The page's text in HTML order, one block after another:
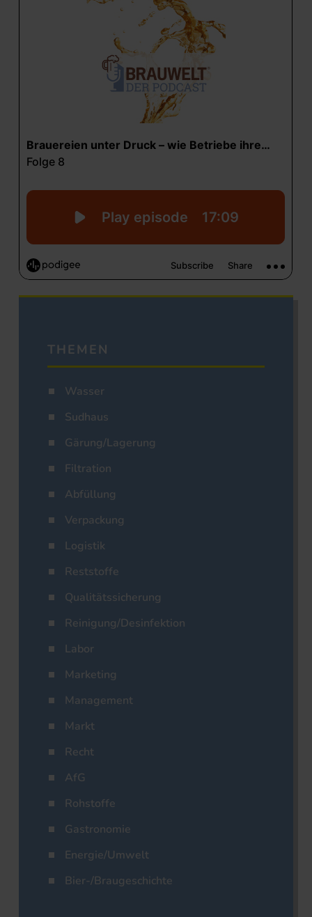
THEMEN
Wasser
Sudhaus
Gärung/Lagerung
Filtration
Abfüllung
Verpackung
Logistik
Reststoffe
Qualitätssicherung
Reinigung/Desinfektion
Labor
Marketing
Management
Markt
Recht
AfG
Rohstoffe
Gastronomie
Energie/Umwelt
Bier-/Braugeschichte